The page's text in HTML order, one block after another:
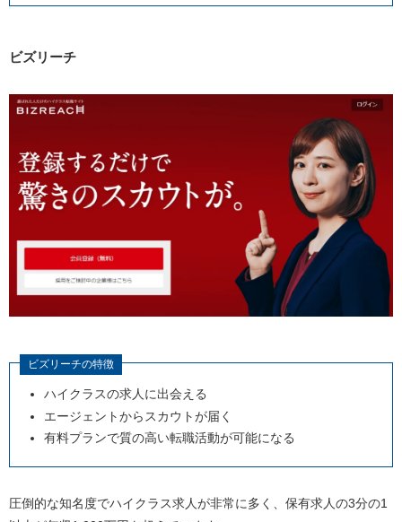
Webディレクターの雇用形態
Webディレクターの年収・時給（雇用形態別）
Webディレクターの将来性
Webディレクターの主な仕事内容
プロジェクトの設計・提案書の作成
制作指揮・プロジェクト進行の管理
サイトの運用・更新
Webディレクターの適性をチェック！
Webディレクターに向いていない人の特徴
Webディレクターに必要なスキル・持っておいたほうが
いい資格
ITパスポート
ビズリーチ
ビズリーチの特徴
ハイクラスの求人に出会える
エージェントからスカウトが届く
有料プランで質の高い転職活動が可能になる
圧倒的な知名度でハイクラス求人が非常に多く、保有求人の3分の1